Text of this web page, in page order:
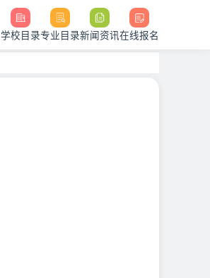
学校目录专业目录新闻资讯在线报名